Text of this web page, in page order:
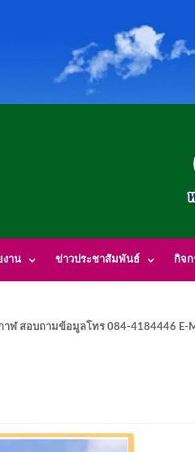
งาน ข่าวประชาสัมพันธ์ กิจก
ฬ สอบถามข้อมูลโทร 084-4184446 E-